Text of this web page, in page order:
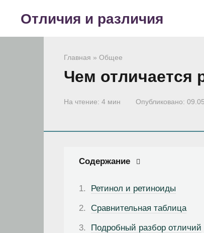
Отличия и различия
Главная » Общее
Чем отличается
На чтение: 4 мин Опубликовано:
Содержание
Ретинол и ретиноиды
Сравнительная таблица
Подробный разбор отличий